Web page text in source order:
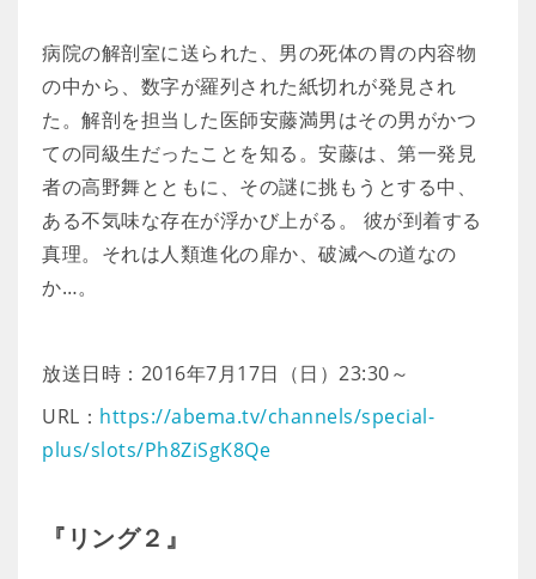
病院の解剖室に送られた、男の死体の胃の内容物
の中から、数字が羅列された紙切れが発見され
た。解剖を担当した医師安藤満男はその男がかつ
ての同級生だったことを知る。安藤は、第一発見
者の高野舞とともに、その謎に挑もうとする中、
ある不気味な存在が浮かび上がる。 彼が到着する
真理。それは人類進化の扉か、破滅への道なの
か…。
放送日時：2016年7月17日（日）23:30～
URL： https://abema.tv/channels/special-
plus/slots/Ph8ZiSgK8Qe
『リング２』